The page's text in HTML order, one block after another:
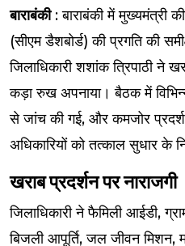
बाराबंकी : बाराबंकी में मुख्यमंत्री
(सीएम डैशबोर्ड) की प्रगति की
जिलाधिकारी शशांक त्रिपाठी ने
कड़ा रुख अपनाया। बैठक में
से जांच की गई, और कमजोर
अधिकारियों को तत्काल सुधार के
खराब प्रदर्शन पर नाराजगी
जिलाधिकारी ने फैमिली आईडी,
बिजली आपूर्ति, जल जीवन मिशन,